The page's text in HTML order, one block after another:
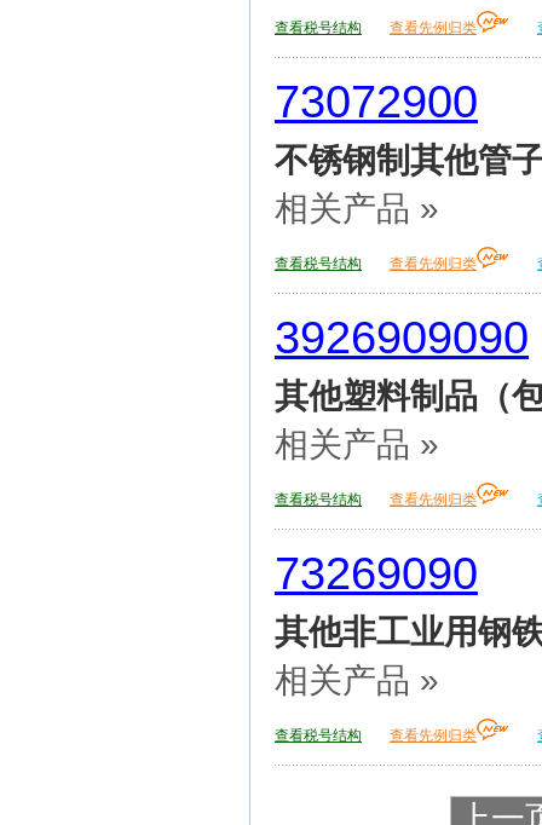
查看税号结构 查看先例归类
73072900
不锈钢制其他管
相关产品 »
查看税号结构 查看先例归类
3926909090
其他塑料制品（
相关产品 »
查看税号结构 查看先例归类
73269090
其他非工业用钢
相关产品 »
查看税号结构 查看先例归类